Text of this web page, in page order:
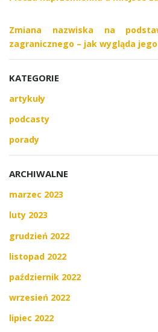
Zmiana nazwiska na
zagranicznego – jak wygląda
KATEGORIE
artykuły
podcasty
porady
ARCHIWALNE
marzec 2023
luty 2023
grudzień 2022
listopad 2022
październik 2022
wrzesień 2022
lipiec 2022